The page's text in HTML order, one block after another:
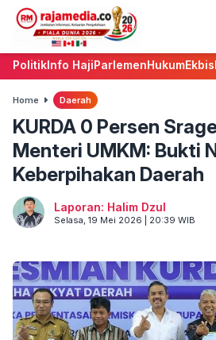
PolitikInfo HajiParlemenHukumEkbis
Home Daerah
KURDA 0 Persen
Menteri UMKM: Bukti
Keberpihakan Daerah
Laporan: Halim Dzul
Selasa, 19 Mei 2026 | 20:39 WIB